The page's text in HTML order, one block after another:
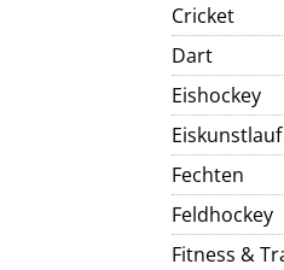
Cricket
Dart
Eishockey
Eiskunstlauf
Fechten
Feldhockey
Fitness &